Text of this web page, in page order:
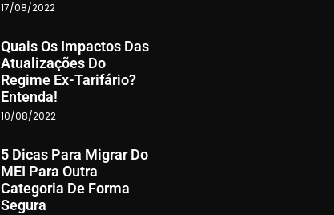
17/08/2022
Quais Os Impactos Das
Atualizações Do
Regime Ex-Tarifário?
Entenda!
10/08/2022
5 Dicas Para Migrar Do
MEI Para Outra
Categoria De Forma
Segura